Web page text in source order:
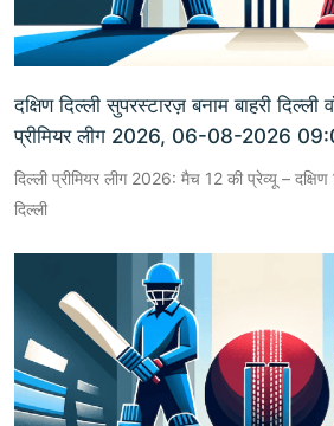
दक्षिण दिल्ली सुपरस्टारज़ बनाम बाहरी दिल्ली
प्रीमियर लीग 2026, 06-08-2026
दिल्ली प्रीमियर लीग 2026: मैच 12 की प्रेव्यू – दक्षिण
दिल्ली